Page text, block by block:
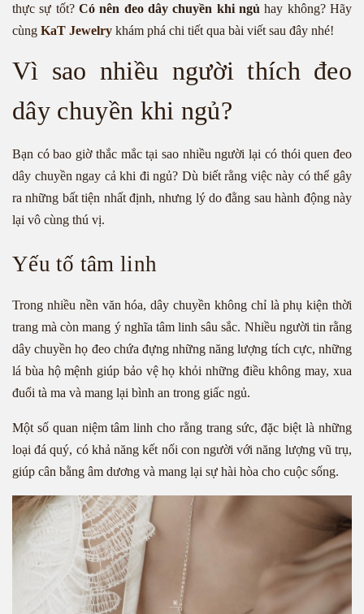
thực sự tốt? Có nên đeo dây chuyền khi ngủhay không? Hãy
cùng KaT Jewelry khám phá chi tiết qua bài viết sau đây nhé!
Vì sao nhiều người thích đeo
dây chuyền khi ngủ?
Bạn có bao giờ thắc mắc tại sao nhiều người lại có thói quen đeo
dây chuyền ngay cả khi đi ngủ? Dù biết rằng việc này có thể gây
ra những bất tiện nhất định, nhưng lý do đằng sau hành động này
lại vô cùng thú vị.
Yếu tố tâm linh
Trong nhiều nền văn hóa, dây chuyền không chỉ là phụ kiện thời
trang mà còn mang ý nghĩa tâm linh sâu sắc. Nhiều người tin rằng
dây chuyền họ đeo chứa đựng những năng lượng tích cực, những
lá bùa hộ mệnh giúp bảo vệ họ khỏi những điều không may, xua
đuổi tà ma và mang lại bình an trong giấc ngủ.
Một số quan niệm tâm linh cho rằng trang sức, đặc biệt là những
loại đá quý, có khả năng kết nối con người với năng lượng vũ trụ,
giúp cân bằng âm dương và mang lại sự hài hòa cho cuộc sống.